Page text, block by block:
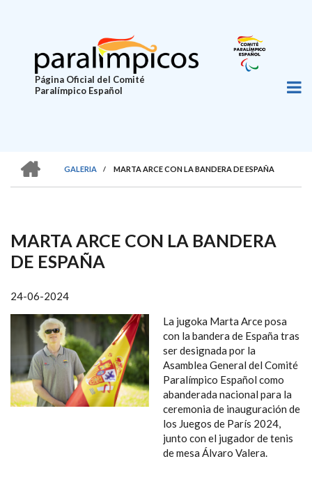
principal
Página Oficial del Comité
Paralímpico Español
SOBRESCRIBIR
DE
AYUDA
A
LA
NAVEGACIÓN
GALERIA
/ MARTA ARCE CON LA BANDERA DE ESPAÑA
MARTA ARCE CON LA BANDERA
DE ESPAÑA
24-06-2024
La jugoka Marta Arce posa
con la bandera de España tras
ser designada por la
Asamblea General del Comité
Paralímpico Español como
abanderada nacional para la
ceremonia de inauguración de
los Juegos de París 2024,
junto con el jugador de tenis
de mesa Álvaro Valera.